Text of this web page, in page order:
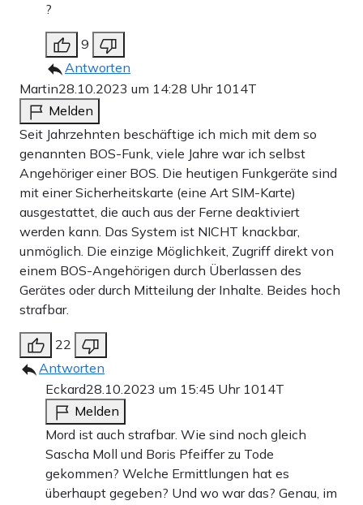
?
9
Antworten
Martin28.10.2023 um 14:28 Uhr 1014T
Melden
Seit Jahrzehnten beschäftige ich mich mit dem so
genannten BOS-Funk, viele Jahre war ich selbst
Angehöriger einer BOS. Die heutigen Funkgeräte sind
mit einer Sicherheitskarte (eine Art SIM-Karte)
ausgestattet, die auch aus der Ferne deaktiviert
werden kann. Das System ist NICHT knackbar,
unmöglich. Die einzige Möglichkeit, Zugriff direkt von
einem BOS-Angehörigen durch Überlassen des
Gerätes oder durch Mitteilung der Inhalte. Beides hoch
strafbar.
22
Antworten
Eckard28.10.2023 um 15:45 Uhr 1014T
Melden
Mord ist auch strafbar. Wie sind noch gleich
Sascha Moll und Boris Pfeiffer zu Tode
gekommen? Welche Ermittlungen hat es
überhaupt gegeben? Und wo war das? Genau, im